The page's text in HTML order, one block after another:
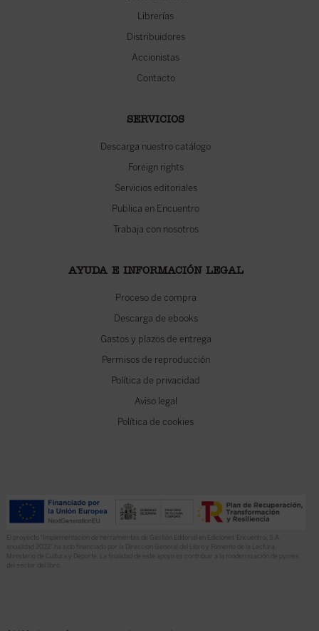
Librerías
Distribuidores
Accionistas
Contacto
SERVICIOS
Descarga nuestro catálogo
Foreign rights
Servicios editoriales
Publica en Encuentro
Trabaja con nosotros
AYUDA E INFORMACIÓN LEGAL
Proceso de compra
Descarga de ebooks
Gastos y plazos de entrega
Permisos de reproducción
Política de privacidad
Aviso legal
Política de cookies
El proyecto “Implementación de herramientas de Gestión Editorial en Ediciones Encuentro, S.A.
anualidad 2022” ha sido financiado por la Dirección General del Libro y Fomento de la Lectura,
Ministerio de Cultura y Deporte. La finalidad de este apoyo es contribuir a la modernización de pymes
del sector del libro.